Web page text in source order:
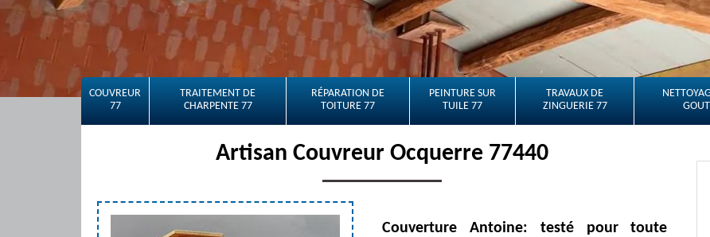
COUVREUR
77
TRAITEMENT DE
CHARPENTE 77
RÉPARATION DE
TOITURE 77
PEINTURE SUR
TUILE 77
TRAVAUX DE
ZINGUERIE 77
Artisan Couvreur Ocquerre 77440
Couverture Antoine: testé pour toute